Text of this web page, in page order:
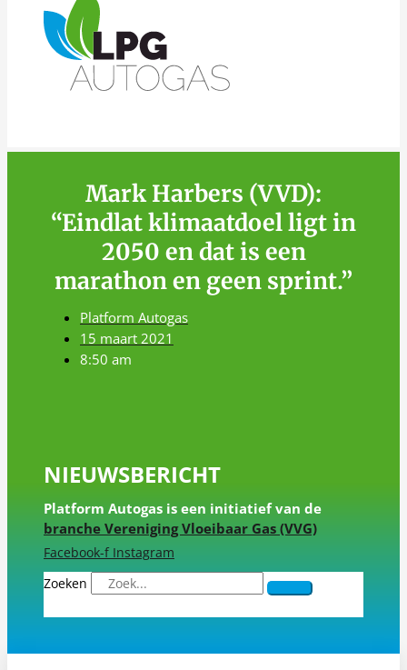
Mark Harbers (VVD):
“Eindlat klimaatdoel ligt in
2050 en dat is een
marathon en geen sprint.”
Platform Autogas
15 maart 2021
8:50 am
NIEUWSBERICHT
Platform Autogas is een initiatief van de
branche Vereniging Vloeibaar Gas (VVG)
Facebook-f Instagram
Zoeken